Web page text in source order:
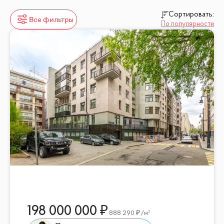
Все фильтры
Сортировать:
По популярности
198 000 000 888 290 /м²